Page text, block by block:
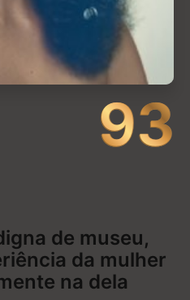
trilogia carregada de
espaço de sobra para
da cena de Atlanta na
Keys, é um dos
2000.